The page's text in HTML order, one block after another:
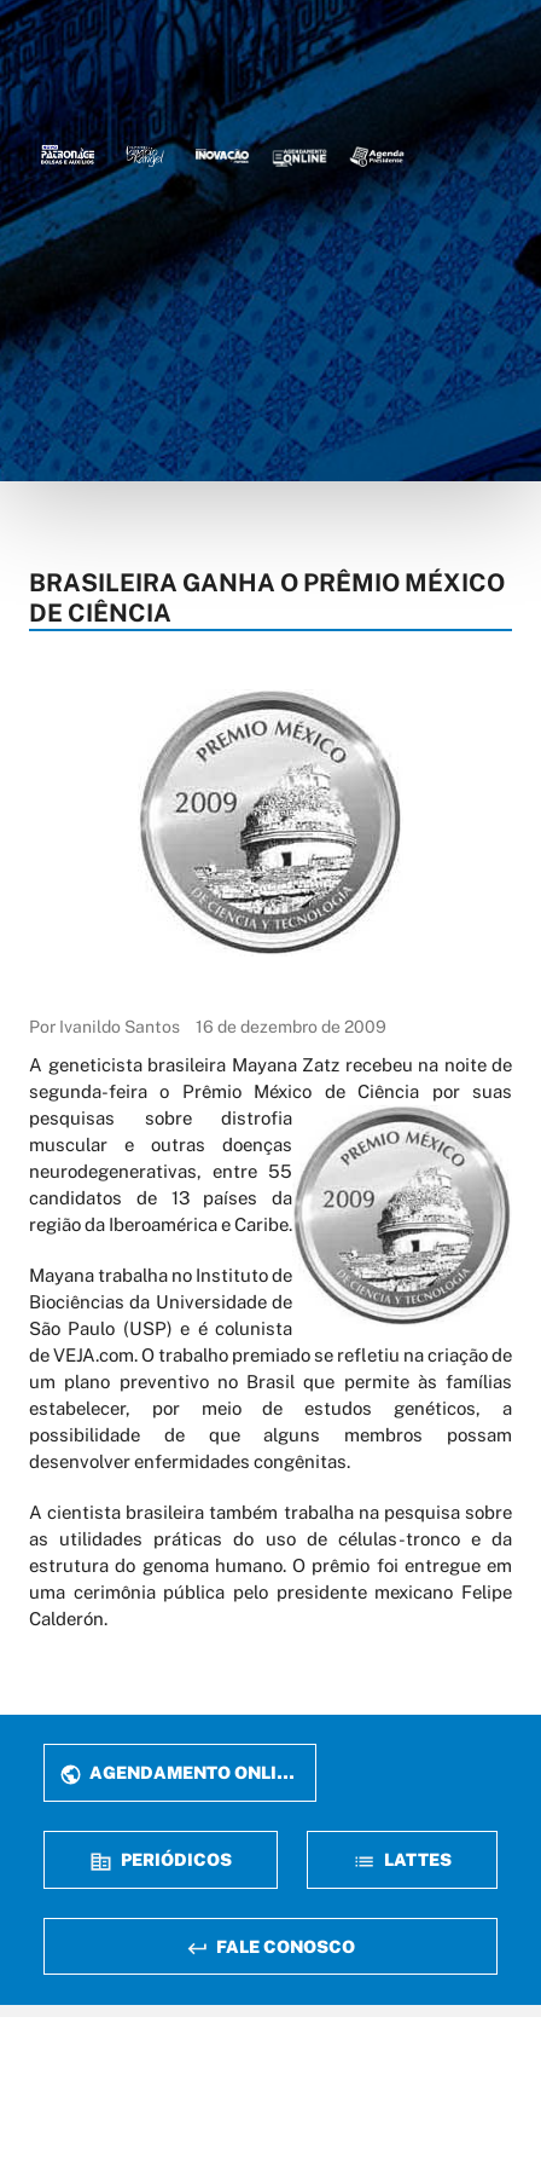
BRASILEIRA GANHA O PRÊMIO MÉXICO
DE CIÊNCIA
Por Ivanildo Santos 16 de dezembro de 2009
A geneticista brasileira Mayana Zatz recebeu na noite de
segunda-feira o Prêmio México de Ciência por suas
pesquisas sobre distrofia
muscular e outras doenças
neurodegenerativas, entre 55
candidatos de 13 países da
região da Iberoamérica e Caribe.
Mayana trabalha no Instituto de
Biociências da Universidade de
São Paulo (USP) e é colunista
de VEJA.com. O trabalho premiado se refletiu na criação de
um plano preventivo no Brasil que permite às famílias
estabelecer, por meio de estudos genéticos, a
possibilidade de que alguns membros possam
desenvolver enfermidades congênitas.
A cientista brasileira também trabalha na pesquisa sobre
as utilidades práticas do uso de células-tronco e da
estrutura do genoma humano. O prêmio foi entregue em
uma cerimônia pública pelo presidente mexicano Felipe
Calderón.
AGENDAMENTO ONLINE
PERIÓDICOS LATTES
FALE CONOSCO